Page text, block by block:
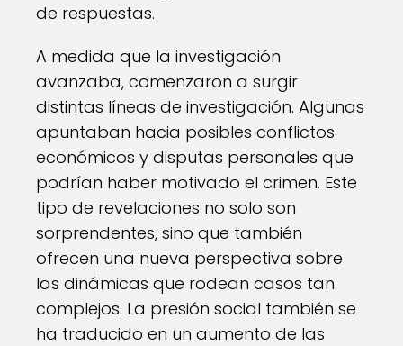
de respuestas.
A medida que la investigación
avanzaba, comenzaron a surgir
distintas líneas de investigación. Algunas
apuntaban hacia posibles conflictos
económicos y disputas personales que
podrían haber motivado el crimen. Este
tipo de revelaciones no solo son
sorprendentes, sino que también
ofrecen una nueva perspectiva sobre
las dinámicas que rodean casos tan
complejos. La presión social también se
ha traducido en un aumento de las